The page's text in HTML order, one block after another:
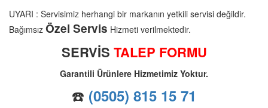
UYARI : Servisimiz herhangi bir markanın yetkili servisi değildir.
Bağımsız Özel Servis Hizmeti verilmektedir.
SERVİS TALEP FORMU
Garantili Ürünlere Hizmetimiz Yoktur.
☎️ (0505) 815 15 71